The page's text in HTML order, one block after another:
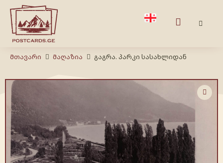
Მთავარი Მაღაზია გაგრა. პარკი სასახლიდან